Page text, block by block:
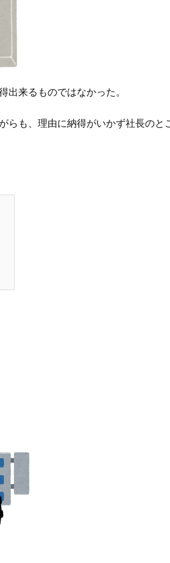
出来るものではなかった。
らも、理由に納得がいかず社長の